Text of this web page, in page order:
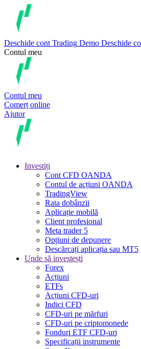
Deschide cont Trading Demo Deschide
Contul meu
Contul meu
Comerț online
Ajutor
Investiți
Cont CFD OANDA
Contul de acțiuni OANDA
TradingView
Rata dobânzii
Aplicație mobilă
Client profesional
Meta trader 5
Opțiuni de depunere
Descărcați aplicația sau MT5
Unde să investești
Forex
Acțiuni
ETFs
Acțiuni CFD-uri
Indici CFD
CFD-uri pe mărfuri
CFD-uri pe criptomonede
Fonduri ETF CFD-uri
Specificații instrumente